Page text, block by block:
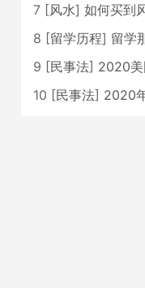
7 [风水] 如何买到
8 [留学历程] 留学那些
9 [民事法] 2020美
10 [民事法] 2020